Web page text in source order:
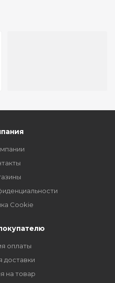
Cookie
оплаты
доставки
на товар